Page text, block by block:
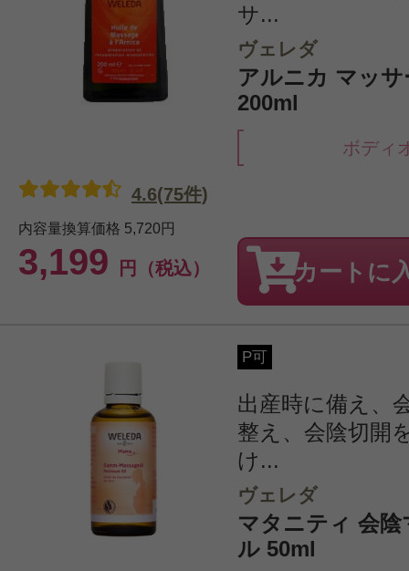
サ...
ヴェレダ
アルニカ マッ
200ml
ボディ
内容量換算価格 5,720円
3,199 円（税込）
4.6(75件)
カートに
P可
出産時に備え、
整え、会陰切開
け...
ヴェレダ
マタニティ 会
ル 50ml